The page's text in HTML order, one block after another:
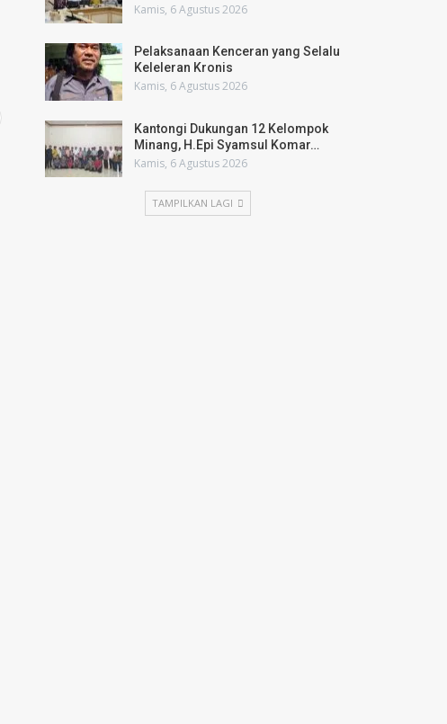
Kamis, 6 Agustus 2026
Pelaksanaan Kenceran yang Selalu
Keleleran Kronis
Kamis, 6 Agustus 2026
Kantongi Dukungan 12 Kelompok
Minang, H.Epi Syamsul Komar…
Kamis, 6 Agustus 2026
TAMPILKAN LAGI